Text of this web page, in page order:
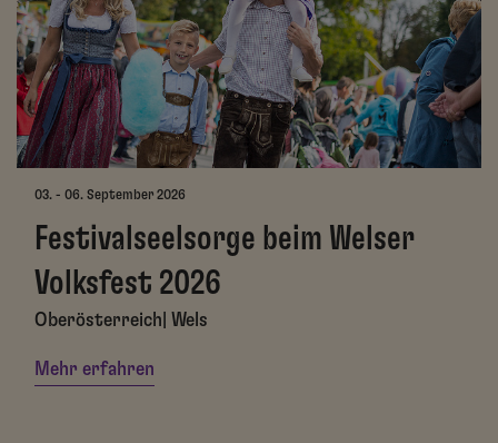
03. - 06. September 2026
Festivalseelsorge beim Welser
Volksfest 2026
Oberösterreich| Wels
Mehr erfahren